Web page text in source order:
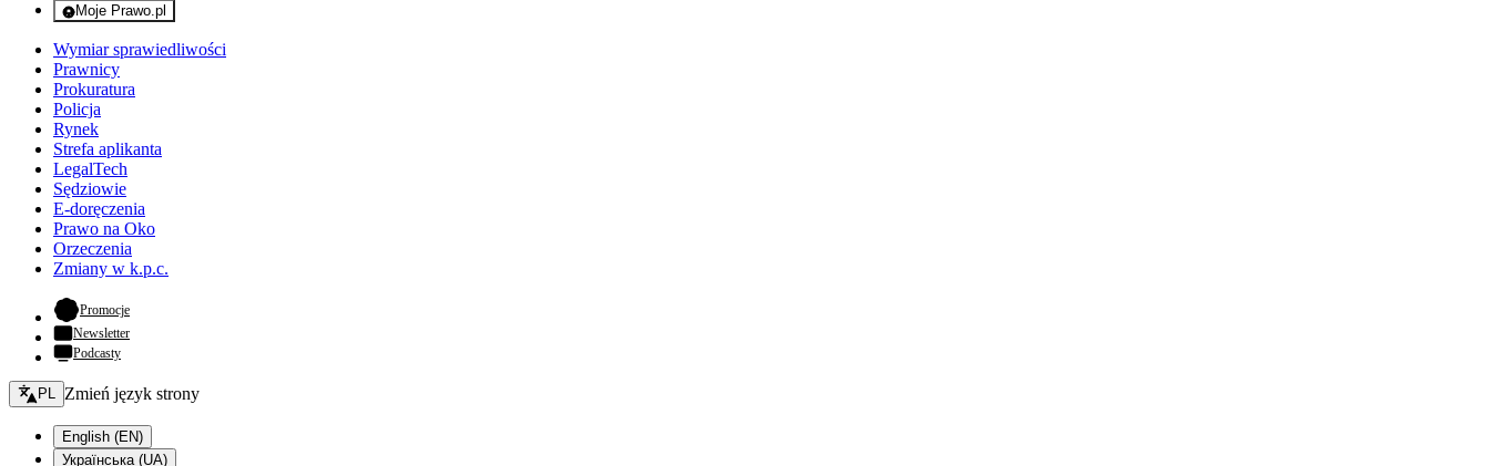
Moje Prawo.pl
- rejestracja i logowanie do serwisu
Wymiar sprawiedliwości
Prawnicy
Prokuratura
Policja
Rynek
Strefa aplikanta
LegalTech
Sędziowie
E-doręczenia
Prawo na Oko
Orzeczenia
Zmiany w k.p.c.
Promocje- otwiera się w nowej karcie
Newsletter
Podcasty
Zmień język - bieżący:
PL Zmień język strony
English (EN)
Українська (UA)